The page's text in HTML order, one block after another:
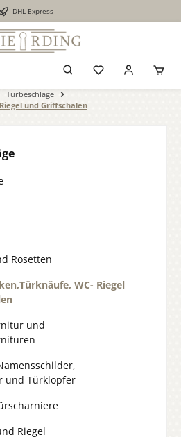
DHL Express
Türbeschläge
und Griffschalen
Rosetten
WC- Riegel
und
und Türklopfer
Riegel